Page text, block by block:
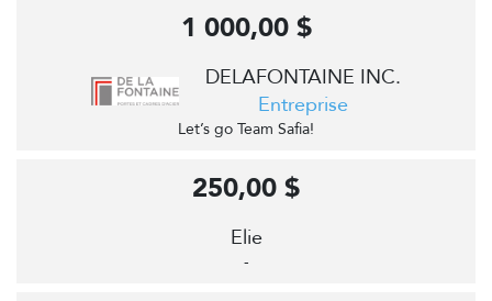
DELAFONTAINE INC.
Entreprise
Let’s go Team Safia!
1 000,00 $
Elie
-
250,00 $